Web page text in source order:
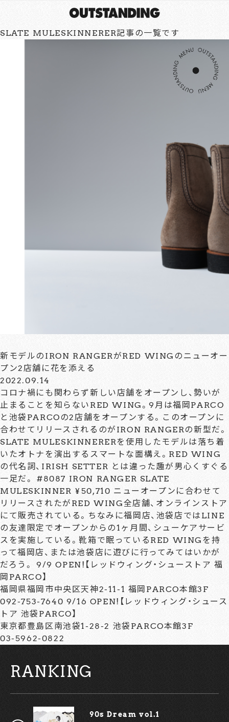
SLATE MULESKINNERER記事の一覧です
新モデルのIRON RANGERがRED WINGのニューオー
プン2店舗に花を添える
2022.09.14
コロナ禍にも関わらず新しい店舗をオープンし、勢いが
止まることを知らないRED WING。9月は福岡PARCO
と池袋PARCOの2店舗をオープンする。このオープンに
合わせてリリースされるのがIRON RANGERの新型だ。
SLATE MULESKINNERERを使用したモデルは落ち着
いたオトナを演出するスマートな面構え。RED WING
の代名詞、IRISH SETTER とは違った趣が男心くすぐる
一足だ。 #8087 IRON RANGER SLATE
MULESKINNER ¥50,710 ニューオープンに合わせて
リリースされたがRED WING全店舗、オンラインストア
にて販売されている。ちなみに福岡店、池袋店ではLINE
の友達限定でオープンからの1ヶ月間、シューケアサービ
スを実施している。靴箱で眠っているRED WINGを持
って福岡店、または池袋店に遊びに行ってみてはいかが
だろう。 9/9 OPEN!【レッドウィング・シューストア 福
岡PARCO】
福岡県福岡市中央区天神2-11-1 福岡PARCO本館3F
092-753-7640 9/16 OPEN!【レッドウィング・シュース
トア 池袋PARCO】
東京都豊島区南池袋1-28-2 池袋PARCO本館3F
03-5962-0822
RANKING
90s Dream vol.1￼